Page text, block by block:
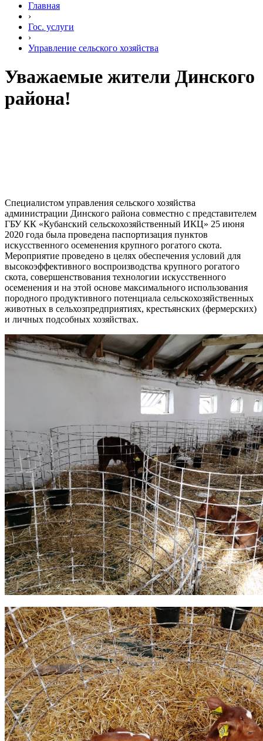
Главная
›
Гос. услуги
›
Управление сельского хозяйства
Уважаемые жители Динского
района!
Специалистом управления сельского хозяйства
администрации Динского района совместно с представителем
ГБУ КК «Кубанский сельскохозяйственный ИКЦ» 25 июня
2020 года была проведена паспортизация пунктов
искусственного осеменения крупного рогатого скота.
Мероприятие проведено в целях обеспечения условий для
высокоэффективного воспроизводства крупного рогатого
скота, совершенствования технологии искусственного
осеменения и на этой основе максимального использования
породного продуктивного потенциала сельскохозяйственных
животных в сельхозпредприятиях, крестьянских (фермерских)
и личных подсобных хозяйствах.